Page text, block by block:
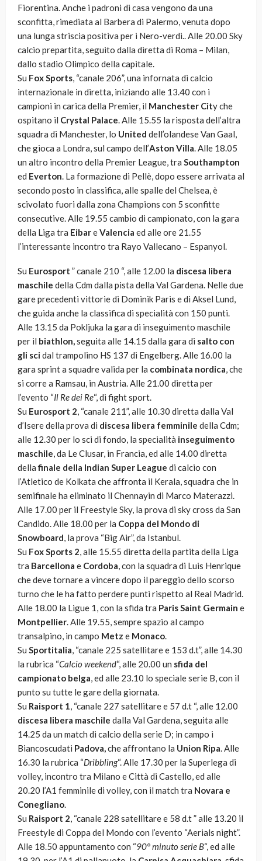
Fiorentina. Anche i padroni di casa vengono da una
sconfitta, rimediata al Barbera di Palermo, venuta dopo
una lunga striscia positiva per i Nero-verdi.. Alle 20.00 Sky
calcio prepartita, seguito dalla diretta di Roma – Milan,
dallo stadio Olimpico della capitale.
Su Fox Sports, “canale 206”, una infornata di calcio
internazionale in diretta, iniziando alle 13.40 con i
campioni in carica della Premier, il Manchester City che
ospitano il Crystal Palace. Alle 15.55 la risposta dell’altra
squadra di Manchester, lo United dell’olandese Van Gaal,
che gioca a Londra, sul campo dell’Aston Villa. Alle 18.05
un altro incontro della Premier League, tra Southampton
ed Everton. La formazione di Pellè, dopo essere arrivata al
secondo posto in classifica, alle spalle del Chelsea, è
scivolato fuori dalla zona Champions con 5 sconfitte
consecutive. Alle 19.55 cambio di campionato, con la gara
della Liga tra EibareValencia ed alle ore 21.55
l’interessante incontro tra Rayo Vallecano – Espanyol.
Su Eurosport ” canale 210 “, alle 12.00 la discesa libera
maschile della Cdm dalla pista della Val Gardena. Nelle due
gare precedenti vittorie di Dominik Paris e di Aksel Lund,
che guida anche la classifica di specialità con 150 punti.
Alle 13.15 da Pokljuka la gara di inseguimento maschile
per il biathlon,seguita alle 14.15 dalla gara di salto con
gli scidal trampolino HS 137 di Engelberg. Alle 16.00 la
gara sprint a squadre valida per la combinata nordica, che
si corre a Ramsau, in Austria. Alle 21.00 diretta per
l’evento “Il Re dei Re“, di fight sport.
Su Eurosport 2, “canale 211”, alle 10.30 diretta dalla Val
d’Isere della prova di discesa libera femminile della Cdm;
alle 12.30 per lo sci di fondo, la specialità inseguimento
maschile, da Le Clusar, in Francia, ed alle 14.00 diretta
dellafinale della Indian Super League di calcio con
l’Atletico de Kolkata che affronta il Kerala, squadra che in
semifinale ha eliminato il Chennayin di Marco Materazzi.
Alle 17.00 per il Freestyle Sky, la prova di sky cross da San
Candido. Alle 18.00 per la Coppa del Mondo di
Snowboard, la prova “Big Air”, da Istanbul.
Su Fox Sports 2, alle 15.55 diretta della partita della Liga
tra Barcellona e Cordoba, con la squadra di Luis Henrique
che deve tornare a vincere dopo il pareggio dello scorso
turno che le ha fatto perdere punti rispetto al Real Madrid.
Alle 18.00 la Ligue 1, con la sfida tra Paris Saint Germain e
Montpellier. Alle 19.55, sempre spazio al campo
transalpino, in campo Metz e Monaco.
Su Sportitalia, “canale 225 satellitare e 153 d.t”, alle 14.30
la rubrica “Calcio weekend“, alle 20.00 un sfida del
campionato belga, ed alle 23.10 lo speciale serie B, con il
punto su tutte le gare della giornata.
Su Raisport 1, “canale 227 satellitare e 57 d.t “, alle 12.00
discesa libera maschile dalla Val Gardena, seguita alle
14.25 da un match di calcio della serie D; in campo i
Biancoscudati Padova,che affrontano la Union Ripa. Alle
16.30 la rubrica “Dribbling“. Alle 17.30 per la Superlega di
volley, incontro tra Milano e Città di Castello, ed alle
20.20 l’A1 femminile di volley, con il match tra Novara e
Conegliano.
Su Raisport 2, “canale 228 satellitare e 58 d.t ” alle 13.20 il
Freestyle di Coppa del Mondo con l’evento “Aerials night”.
Alle 18.50 appuntamento con “90° minuto serie B“, ed alle